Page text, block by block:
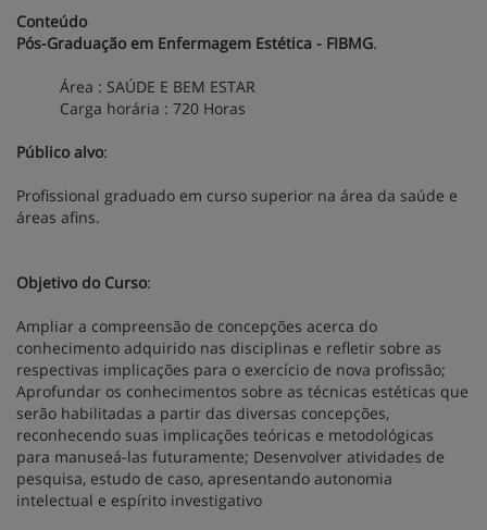
Conteúdo
Pós-Graduação em Enfermagem Estética - FIBMG.
Área : SAÚDE E BEM ESTAR
Carga horária : 720 Horas
Público alvo:
Profissional graduado em curso superior na área da saúde e
áreas afins.
Objetivo do Curso:
Ampliar a compreensão de concepções acerca do
conhecimento adquirido nas disciplinas e refletir sobre as
respectivas implicações para o exercício de nova profissão;
Aprofundar os conhecimentos sobre as técnicas estéticas que
serão habilitadas a partir das diversas concepções,
reconhecendo suas implicações teóricas e metodológicas
para manuseá-las futuramente; Desenvolver atividades de
pesquisa, estudo de caso, apresentando autonomia
intelectual e espírito investigativo